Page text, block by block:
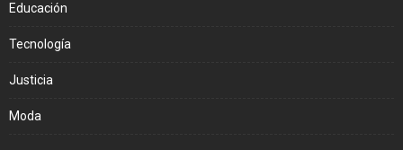
Educación
Tecnología
Justicia
Moda